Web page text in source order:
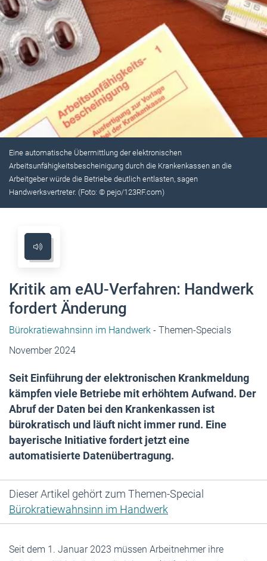
Eine automatische Übermittlung der elektronischen
Arbeitsunfähigkeitsbescheinigung durch die Krankenkassen an die
Arbeitgeber würde die Betriebe deutlich entlasten, sagen
Handwerksvertreter. (Foto: © pejo/123RF.com)
Kritik am eAU-Verfahren: Handwerk
fordert Änderung
Bürokratiewahnsinn im Handwerk - Themen-Specials
November 2024
Seit Einführung der elektronischen Krankmeldung
kämpfen viele Betriebe mit erhöhtem Aufwand. Der
Abruf der Daten bei den Krankenkassen ist
bürokratisch und läuft nicht immer rund. Eine
bayerische Initiative fordert jetzt eine
automatisierte Datenübertragung.
Dieser Artikel gehört zum Themen-Special
Bürokratiewahnsinn im Handwerk
Seit dem 1. Januar 2023 müssen Arbeitnehmer ihre